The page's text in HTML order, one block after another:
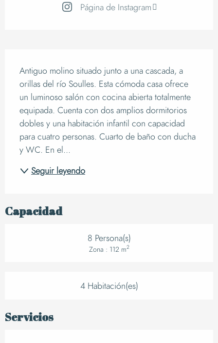
Página de Instagram
Descripción
Antiguo molino situado junto a una cascada, a
orillas del río Soulles. Esta cómoda casa ofrece
un luminoso salón con cocina abierta totalmente
equipada. Cuenta con dos amplios dormitorios
dobles y una habitación infantil con capacidad
para cuatro personas. Cuarto de baño con ducha
y WC. En el...
Seguir leyendo
Capacidad
8 Persona(s)
Zona : 112 m2
4 Habitación(es)
Servicios